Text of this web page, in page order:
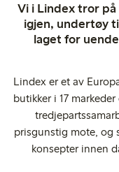
Vi i Lindex tror
igjen, undertøy
laget for
Lindex er et av
butikker i 17
prisgunstig mote, og
konsepter innen